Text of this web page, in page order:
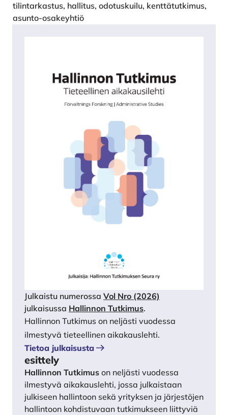
tilintarkastus, hallitus, odotuskuilu, kenttätutkimus,
asunto-osakeyhtiö
Julkaistu numerossa Vol Nro (2026)
julkaisussa Hallinnon Tutkimus.
Hallinnon Tutkimus on neljästi vuodessa
ilmestyvä tieteellinen aikakauslehti.
Tietoa julkaisusta
esittely
Hallinnon Tutkimus on neljästi vuodessa
ilmestyvä aikakauslehti, jossa julkaistaan
julkiseen hallintoon sekä yrityksen ja järjestöjen
hallintoon kohdistuvaan tutkimukseen liittyviä